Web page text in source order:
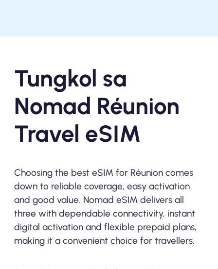
Tungkol sa
Nomad Réunion
Travel eSIM
Choosing the best eSIM for Réunion comes
down to reliable coverage, easy activation
and good value. Nomad eSIM delivers all
three with dependable connectivity, instant
digital activation and flexible prepaid plans,
making it a convenient choice for travellers.